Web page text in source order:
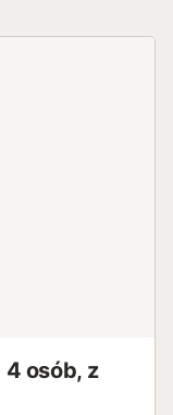
osób, z